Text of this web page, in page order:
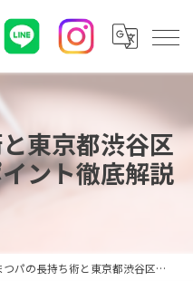
東京都渋谷区
ント徹底解説
パの長持ち術と東京都渋谷区恵比寿南で選ぶポイント徹底解説